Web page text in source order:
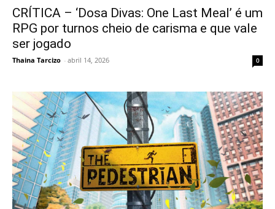
CRÍTICA – ‘Dosa Divas: One Last Meal’ é um
RPG por turnos cheio de carisma e que vale
ser jogado
Thaina Tarcizo - abril 14, 2026 0